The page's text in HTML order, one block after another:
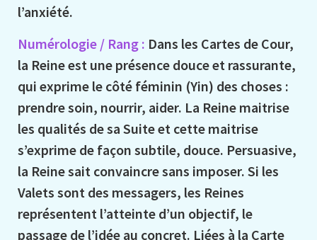
l’anxiété.
Numérologie / Rang : Dans les Cartes de Cour,
la Reine est une présence douce et rassurante,
qui exprime le côté féminin (Yin) des choses :
prendre soin, nourrir, aider. La Reine maitrise
les qualités de sa Suite et cette maitrise
s’exprime de façon subtile, douce. Persuasive,
la Reine sait convaincre sans imposer. Si les
Valets sont des messagers, les Reines
représentent l’atteinte d’un objectif, le
passage de l’idée au concret. Liées à la Carte